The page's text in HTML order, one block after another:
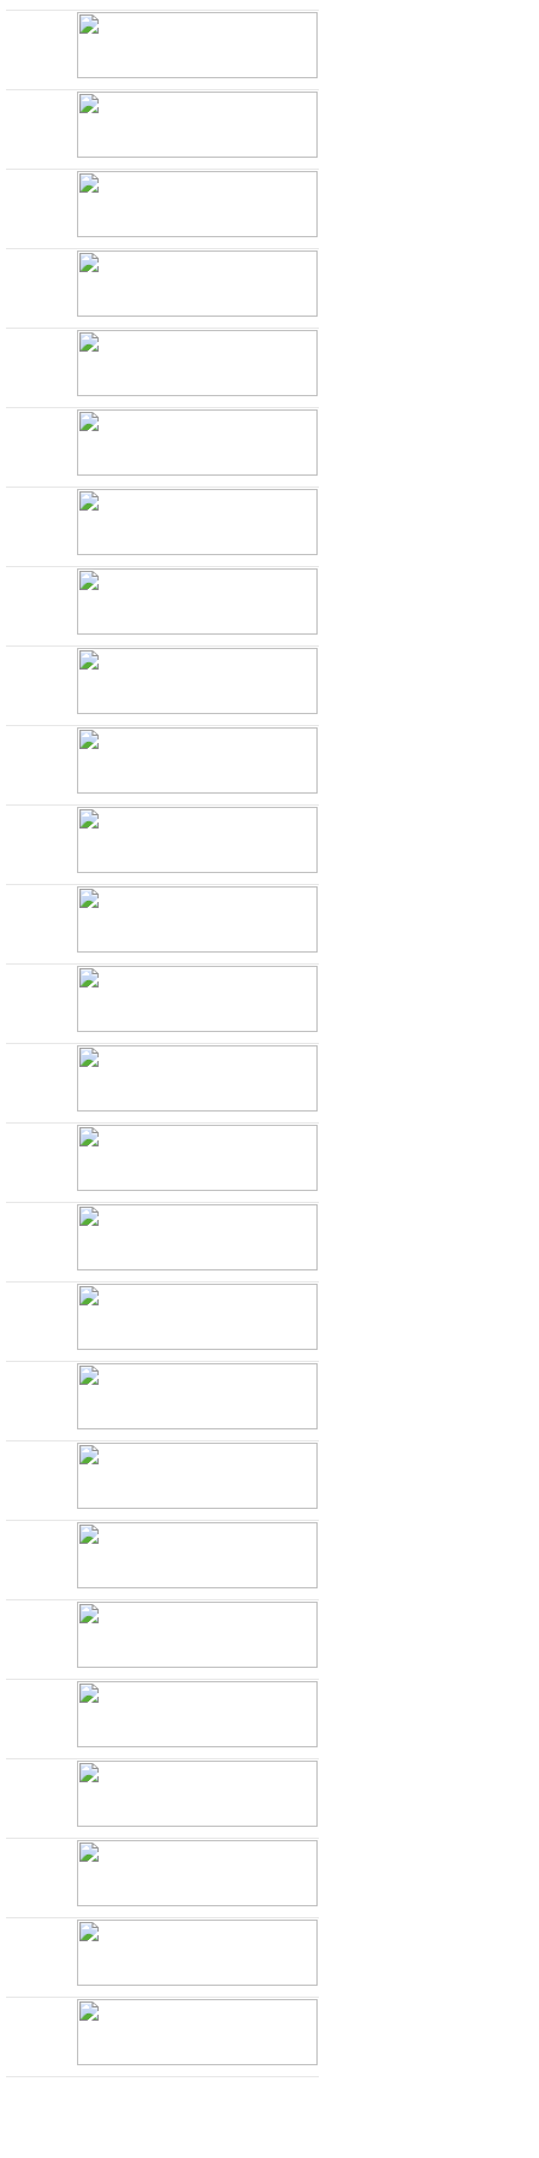
77777בוחן הרמטכ"ל
באגף התקשוב וההגנה
בסייבר
88888בוחן הרמטכ"ל
באגף התקשוב וההגנה
בסייבר
99999בוחן הרמטכ"ל
באגף התקשוב וההגנה
בסייבר
1010101010בוחן
במתכונת פתע באגף
התקשוב וההגנה בסייבר